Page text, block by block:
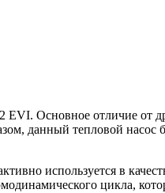
Основное отличие от
данный тепловой насос
используется в
цикла,